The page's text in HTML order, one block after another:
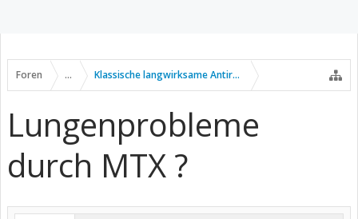
Foren ... Klassische langwirksame Antirheumatika
Lungenprobleme
durch MTX ?